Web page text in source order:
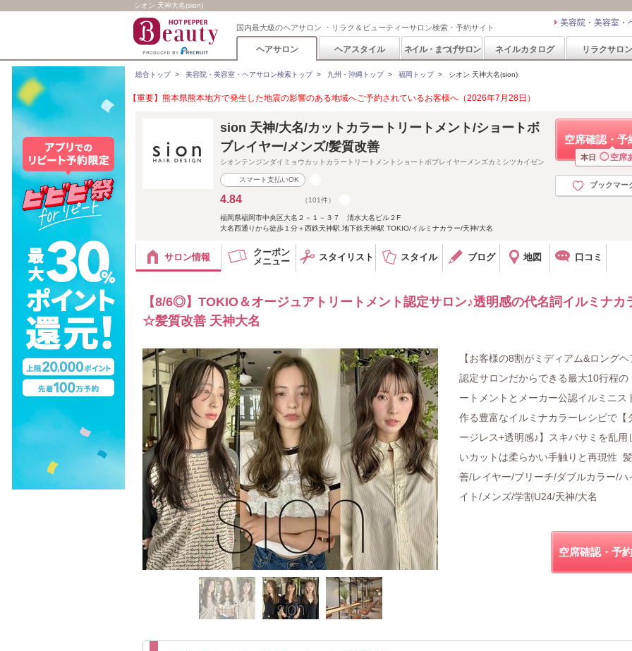
シオン 天神大名(sion)
国内最大級のヘアサロン ・リラク＆ビューティーサロン検索・予約サイト 美容院・美容室・
ヘアサロン ヘアスタイル ネイル・まつげサロン ネイルカタログ リラクサロン
総合トップ> 美容院・美容室・ヘアサロン検索トップ> 九州・沖縄トップ> 福岡トップ> シオン 天神大名(sion)
【重要】熊本県熊本地方で発生した地震の影響のある地域へご予約されているお客様へ（2026年7月28日）
空席確認・予
本日 ◯ 空席
ブックマー
sion 天神/大名/カットカラートリートメント/ショートボ
ブレイヤー/メンズ/髪質改善
シオンテンジンダイミョウカットカラートリートメントショートボブレイヤーメンズカミシツカイゼン
スマート支払いOK
4.84 （101件）
福岡県福岡市中央区大名２－１－３７ 清水大名ビル２F
大名西通りから徒歩１分＋西鉄天神駅.地下鉄天神駅 TOKIO/イルミナカラー/天神/大名
サロン情報
クーポン
メニュー
スタイリスト スタイル ブログ 地図 口コミ
【8/6◎】TOKIO＆オージュアトリートメント認定サロン♪透明感の代名詞イルミナカ
☆髪質改善 天神大名
【お客様の8割がミディアム&ロングヘ
認定サロンだからできる最大10行程の
ートメントとメーカー公認イルミニス
作る豊富なイルミナカラーレシピで【
ージレス+透明感♪】スキバサミを乱用
いカットは柔らかい手触りと再現性
善/レイヤー/ブリーチ/ダブルカラー/ハ
イト/メンズ/学割U24/天神/大名
空席確認・予